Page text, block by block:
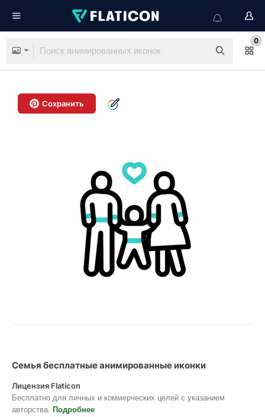
0
Сохранить
Семья бесплатные анимированные иконки
Лицензия Flaticon
Бесплатно для личных и коммерческих целей с указанием
авторства. Подробнее